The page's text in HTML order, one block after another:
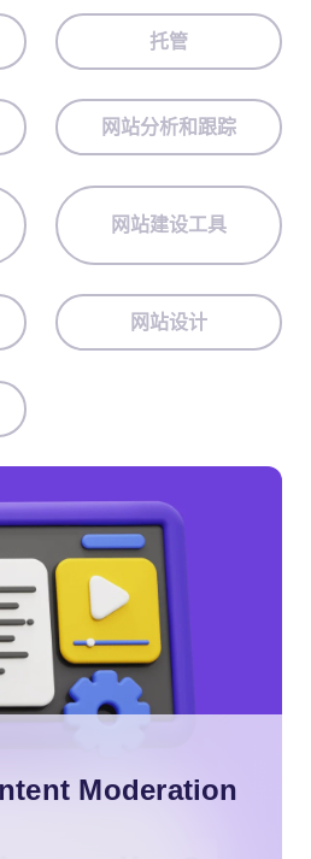
托管
网站分析和跟踪
网站建设工具
网站设计
Moderation